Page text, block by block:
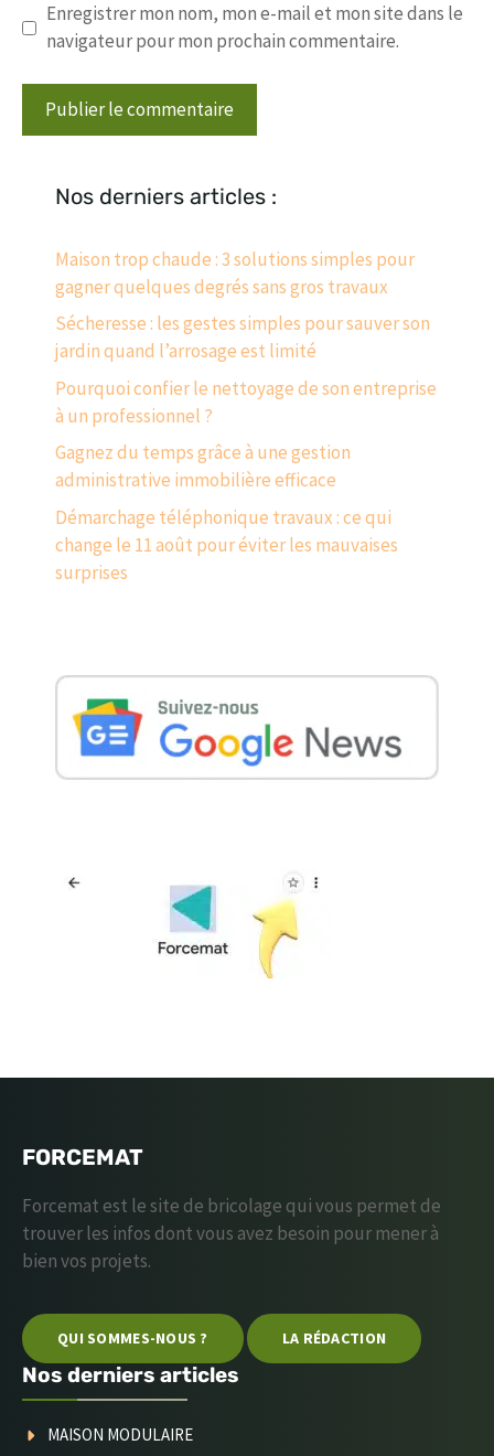
Enregistrer mon nom, mon e-mail et mon site dans le
navigateur pour mon prochain commentaire.
Nos derniers articles :
Maison trop chaude : 3 solutions simples pour
gagner quelques degrés sans gros travaux
Sécheresse : les gestes simples pour sauver son
jardin quand l’arrosage est limité
Pourquoi confier le nettoyage de son entreprise
à un professionnel ?
Gagnez du temps grâce à une gestion
administrative immobilière efficace
Démarchage téléphonique travaux : ce qui
change le 11 août pour éviter les mauvaises
surprises
FORCEMAT
Forcemat est le site de bricolage qui vous permet de
trouver les infos dont vous avez besoin pour mener à
bien vos projets.
QUI SOMMES-NOUS ? LA RÉDACTION
Nos derniers articles
MAISON MODULAIRE